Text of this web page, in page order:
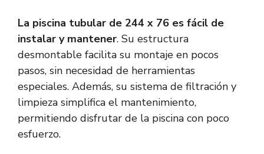
La piscina tubular de 244 x 76 es fácil de
instalar y mantener. Su estructura
desmontable facilita su montaje en pocos
pasos, sin necesidad de herramientas
especiales. Además, su sistema de filtración y
limpieza simplifica el mantenimiento,
permitiendo disfrutar de la piscina con poco
esfuerzo.